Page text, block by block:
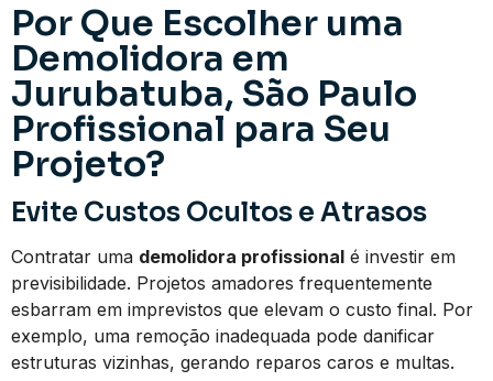
Por Que Escolher uma
Demolidora em
Jurubatuba, São Paulo
Profissional para Seu
Projeto?
Evite Custos Ocultos e Atrasos
Contratar uma demolidora profissional é investir em
previsibilidade. Projetos amadores frequentemente
esbarram em imprevistos que elevam o custo final. Por
exemplo, uma remoção inadequada pode danificar
estruturas vizinhas, gerando reparos caros e multas.